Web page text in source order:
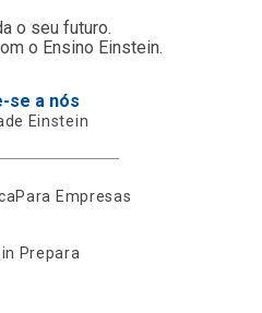
o seu futuro.
o Ensino Einstein.
se a nós
Einstein
Para Empresas
Prepara